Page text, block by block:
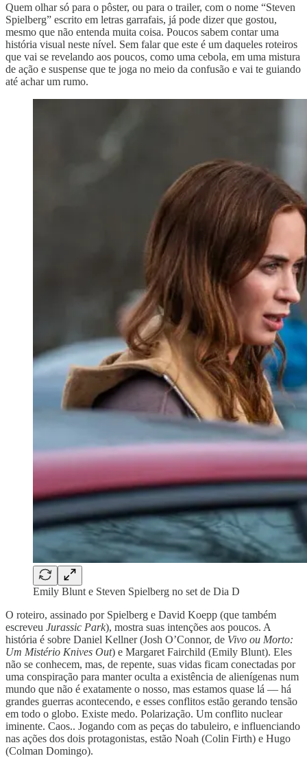
Quem olhar só para o pôster, ou para o trailer, com o nome “Steven
Spielberg” escrito em letras garrafais, já pode dizer que gostou,
mesmo que não entenda muita coisa. Poucos sabem contar uma
história visual neste nível. Sem falar que este é um daqueles roteiros
que vai se revelando aos poucos, como uma cebola, em uma mistura
de ação e suspense que te joga no meio da confusão e vai te guiando
até achar um rumo.
Emily Blunt e Steven Spielberg no set de Dia D
O roteiro, assinado por Spielberg e David Koepp (que também
escreveu Jurassic Park), mostra suas intenções aos poucos. A
história é sobre Daniel Kellner (Josh O’Connor, de Vivo ou Morto:
Um Mistério Knives Out) e Margaret Fairchild (Emily Blunt). Eles
não se conhecem, mas, de repente, suas vidas ficam conectadas por
uma conspiração para manter oculta a existência de alienígenas num
mundo que não é exatamente o nosso, mas estamos quase lá — há
grandes guerras acontecendo, e esses conflitos estão gerando tensão
em todo o globo. Existe medo. Polarização. Um conflito nuclear
iminente. Caos.. Jogando com as peças do tabuleiro, e influenciando
nas ações dos dois protagonistas, estão Noah (Colin Firth) e Hugo
(Colman Domingo).